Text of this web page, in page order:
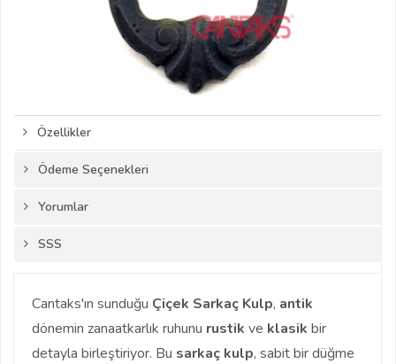
Özellikler
Ödeme Seçenekleri
Yorumlar
SSS
Cantaks'ın sunduğu Çiçek Sarkaç Kulp, antik
dönemin zanaatkarlık ruhunu rustik ve klasik bir
detayla birleştiriyor. Bu sarkaç kulp, sabit bir düğme